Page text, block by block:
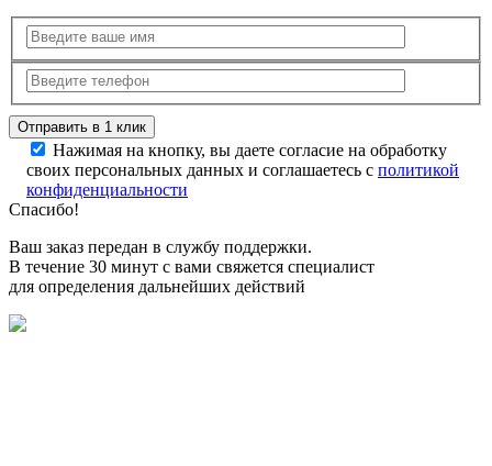
Нажимая на кнопку, вы даете согласие на обработку
своих персональных данных и соглашаетесь с политикой
конфиденциальности
Спасибо!
Ваш заказ передан в службу поддержки.
В течение 30 минут с вами свяжется специалист
для определения дальнейших действий